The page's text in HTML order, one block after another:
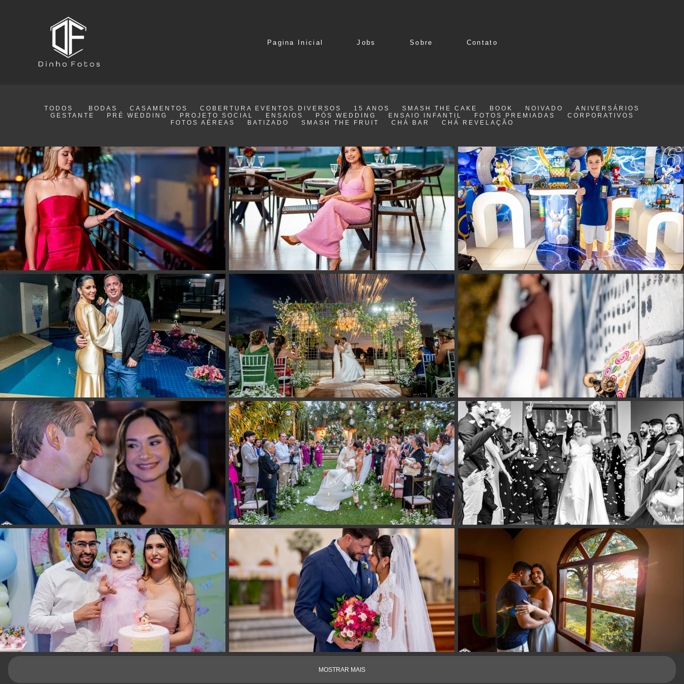
Pagina Inicial Jobs Sobre Contato
TODOS BODAS CASAMENTOS COBERTURA EVENTOS DIVERSOS 15 ANOS SMASH THE CAKE BOOK NOIVADO
ANIVERSÁRIOS
GESTANTE
PRÉ WEDDING PROJETO SOCIAL ENSAIOS PÓS WEDDING ENSAIO INFANTIL FOTOS PREMIADAS
CORPORATIVOS
FOTOS AÉREAS
BATIZADO SMASH THE FRUIT CHÁ BAR CHÁ REVELAÇÃO
MOSTRAR MAIS